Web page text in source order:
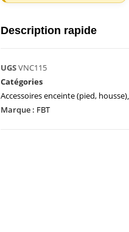
Description rapide
UGSVNC115
Catégories
Accessoires enceinte (pied, housse),
Marque : FBT